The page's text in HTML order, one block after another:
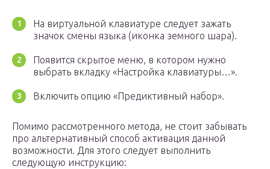
На виртуальной клавиатуре следует зажать
значок смены языка (иконка земного шара).
Появится скрытое меню, в котором нужно
выбрать вкладку «Настройка клавиатуры…».
Включить опцию «Предиктивный набор».
Помимо рассмотренного метода, не стоит забывать
про альтернативный способ активация данной
возможности. Для этого следует выполнить
следующую инструкцию: